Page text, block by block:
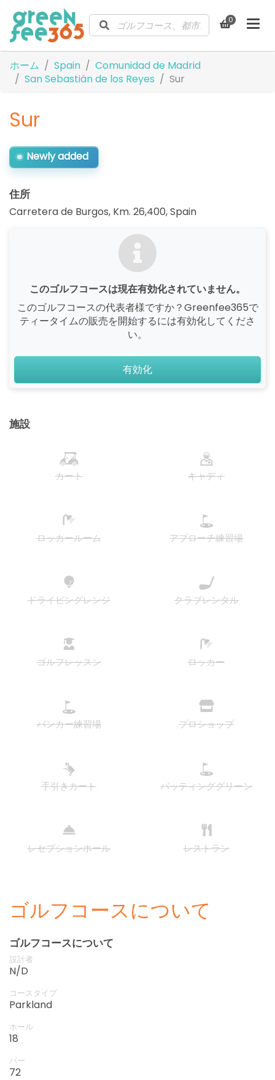
0
ホーム Spain
Comunidad de Madrid
San Sebastián de los Reyes
Sur
Sur
Newly added
住所
Carretera de Burgos, Km. 26,400,Spain
このゴルフコースは現在有効化されていません。
このゴルフコースの代表者様ですか？Greenfee365で
ティータイムの販売を開始するには有効化してくださ
い。
有効化
施設
カート キャディ
ロッカールーム アプローチ練習場
ドライビングレンジ クラブレンタル
ゴルフレッスン ロッカー
バンカー練習場 プロショップ
手引きカート パッティンググリーン
レセプションホール レストラン
ゴルフコースについて
ゴルフコースについて
設計者
N/D
コースタイプ
Parkland
ホール
18
パー
72